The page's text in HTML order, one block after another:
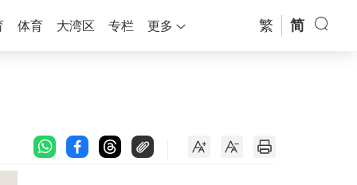
体育 大湾区 专栏 更多 繁 简